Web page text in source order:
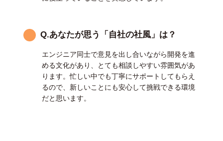
Q.あなたが思う「自社の社風」は？
エンジニア同士で意見を出し合いながら開発を進
める文化があり、とても相談しやすい雰囲気があ
ります。忙しい中でも丁寧にサポートしてもらえ
るので、新しいことにも安心して挑戦できる環境
だと思います。